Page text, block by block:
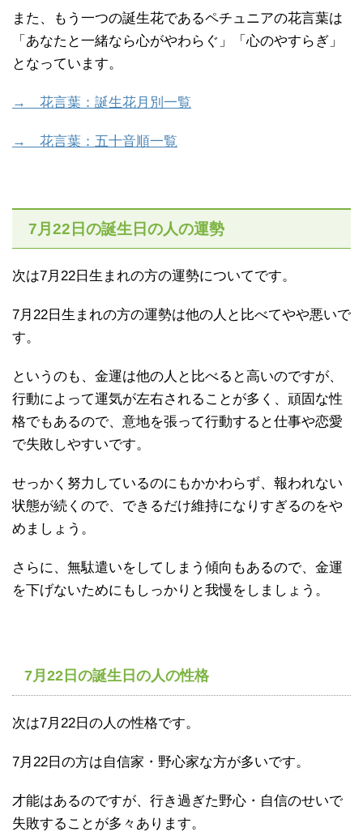
また、もう一つの誕生花であるペチュニアの花言葉は
「あなたと一緒なら心がやわらぐ」「心のやすらぎ」
となっています。
→ 花言葉：誕生花月別一覧
→ 花言葉：五十音順一覧
7月22日の誕生日の人の運勢
次は7月22日生まれの方の運勢についてです。
7月22日生まれの方の運勢は他の人と比べてやや悪いで
す。
というのも、金運は他の人と比べると高いのですが、
行動によって運気が左右されることが多く、頑固な性
格でもあるので、意地を張って行動すると仕事や恋愛
で失敗しやすいです。
せっかく努力しているのにもかかわらず、報われない
状態が続くので、できるだけ維持になりすぎるのをや
めましょう。
さらに、無駄遣いをしてしまう傾向もあるので、金運
を下げないためにもしっかりと我慢をしましょう。
7月22日の誕生日の人の性格
次は7月22日の人の性格です。
7月22日の方は自信家・野心家な方が多いです。
才能はあるのですが、行き過ぎた野心・自信のせいで
失敗することが多々あります。